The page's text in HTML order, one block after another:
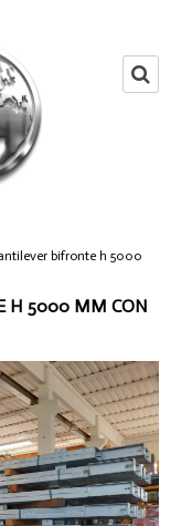
bifronte h 5000
H 5000 MM CON